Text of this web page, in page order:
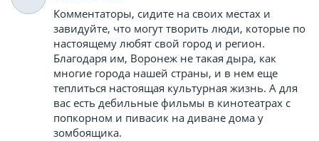
Комментаторы, сидите на своих местах и
завидуйте, что могут творить люди, которые по
настоящему любят свой город и регион.
Благодаря им, Воронеж не такая дыра, как
многие города нашей страны, и в нем еще
теплиться настоящая культурная жизнь. А для
вас есть дебильные фильмы в кинотеатрах с
попкорном и пивасик на диване дома у
зомбоящика.